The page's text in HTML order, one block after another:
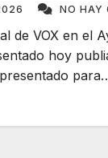
NO HAY
de VOX en el
hoy